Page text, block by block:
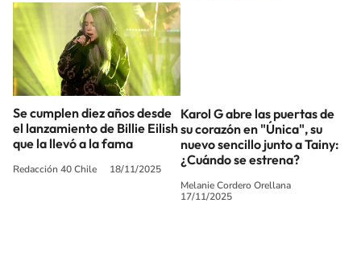
Se cumplen diez años desde
el lanzamiento de Billie Eilish
que la llevó a la fama
Redacción 40 Chile 18/11/2025
Karol G abre las puertas de
su corazón en "Única", su
nuevo sencillo junto a Tainy:
¿Cuándo se estrena?
Melanie Cordero Orellana
17/11/2025